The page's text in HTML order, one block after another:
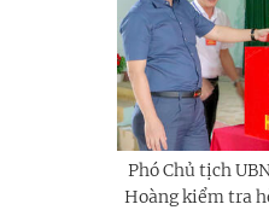
Phó Chủ tịch
Hoàng kiểm tra